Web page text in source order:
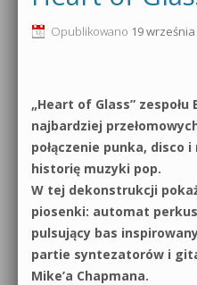
Produkcja muzyczna od
Sound Forge od podstaw
Dubstep z syntezatorem
Kontakt 5 Kompendium
Pakiety
0dB.pl - informacje
Materiały dla mediów
Archiwum aktualności
Polityka prywatności
Regulamin
Działanie sklepu
Opublikowano 19 września
„Heart of Glass”
najbardziej
połączenie punka, disco
historię muzyki pop.
W tej dekonstrukcji
piosenki: automat
pulsujący bas
partie syntezatorów i
Mike’a Chapmana.